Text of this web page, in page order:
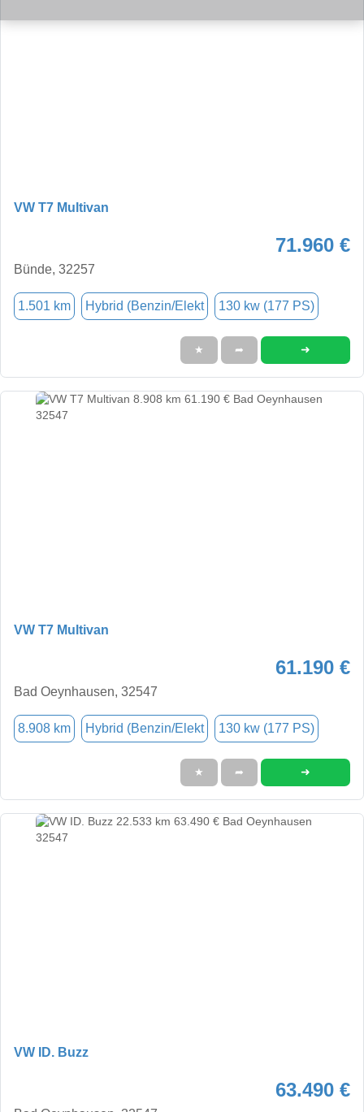
VW T7 Multivan
71.960 €
Bünde, 32257
1.501 km Hybrid (Benzin/Elekt 130 kw (177 PS)
★ ➦ ➜
VW T7 Multivan
61.190 €
Bad Oeynhausen, 32547
8.908 km Hybrid (Benzin/Elekt 130 kw (177 PS)
★ ➦ ➜
VW ID. Buzz
63.490 €